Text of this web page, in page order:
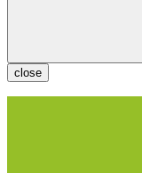
close